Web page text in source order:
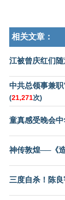
相关文章：
江被曾庆红们
中共总领事兼
(21,271次)
童真感受晚会
神传敦煌──《
三度自杀！陈